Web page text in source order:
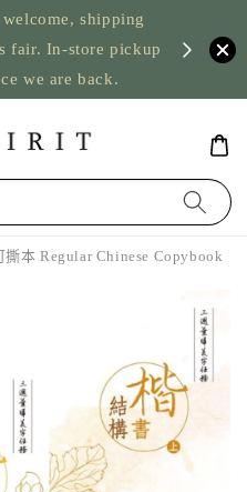
shipping
fair. In-store pickup
we are back.
US
本 Regular Chinese Copybook